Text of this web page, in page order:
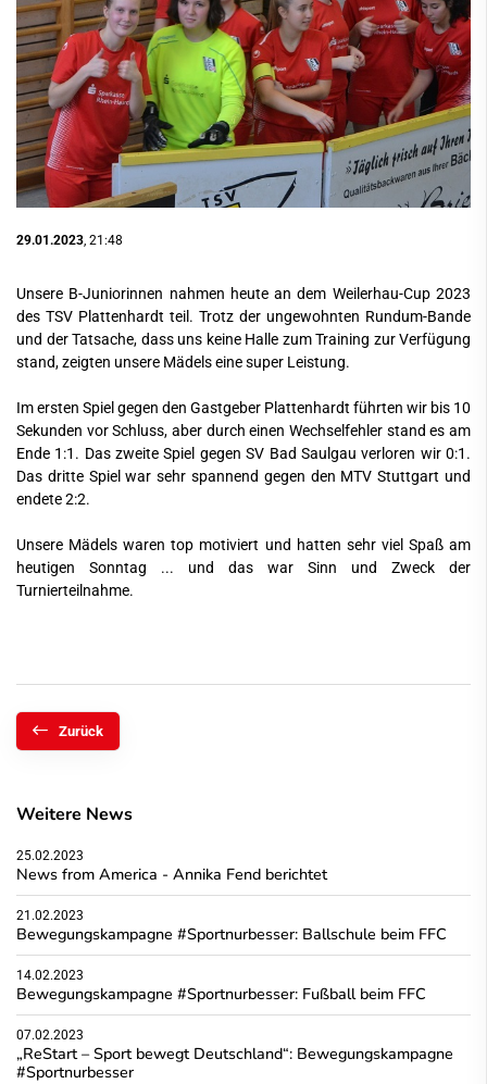
29.01.2023 , 21:48
Unsere B-Juniorinnen nahmen heute an dem Weilerhau-Cup 2023
des TSV Plattenhardt teil. Trotz der ungewohnten Rundum-Bande
und der Tatsache, dass uns keine Halle zum Training zur Verfügung
stand, zeigten unsere Mädels eine super Leistung.
Im ersten Spiel gegen den Gastgeber Plattenhardt führten wir bis 10
Sekunden vor Schluss, aber durch einen Wechselfehler stand es am
Ende 1:1. Das zweite Spiel gegen SV Bad Saulgau verloren wir 0:1.
Das dritte Spiel war sehr spannend gegen den MTV Stuttgart und
endete 2:2.
Unsere Mädels waren top motiviert und hatten sehr viel Spaß am
heutigen Sonntag ... und das war Sinn und Zweck der
Turnierteilnahme.
Zurück
Weitere News
25.02.2023
News from America - Annika Fend berichtet
21.02.2023
Bewegungskampagne #Sportnurbesser: Ballschule beim FFC
14.02.2023
Bewegungskampagne #Sportnurbesser: Fußball beim FFC
07.02.2023
„ReStart – Sport bewegt Deutschland“: Bewegungskampagne
#Sportnurbesser